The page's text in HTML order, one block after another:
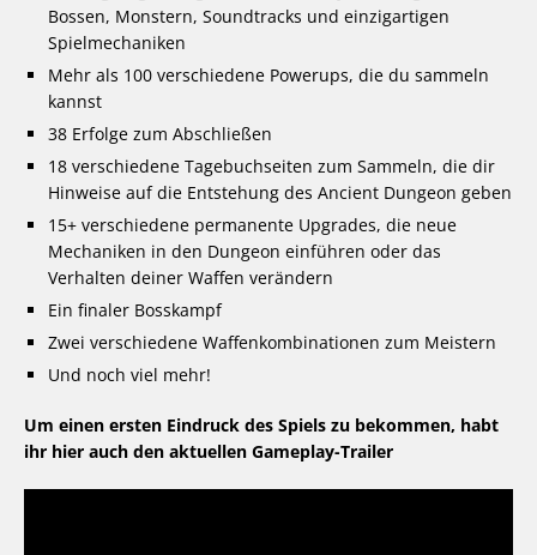
Bossen, Monstern, Soundtracks und einzigartigen
Spielmechaniken
Mehr als 100 verschiedene Powerups, die du sammeln
kannst
38 Erfolge zum Abschließen
18 verschiedene Tagebuchseiten zum Sammeln, die dir
Hinweise auf die Entstehung des Ancient Dungeon geben
15+ verschiedene permanente Upgrades, die neue
Mechaniken in den Dungeon einführen oder das
Verhalten deiner Waffen verändern
Ein finaler Bosskampf
Zwei verschiedene Waffenkombinationen zum Meistern
Und noch viel mehr!
Um einen ersten Eindruck des Spiels zu bekommen, habt
ihr hier auch den aktuellen Gameplay-Trailer